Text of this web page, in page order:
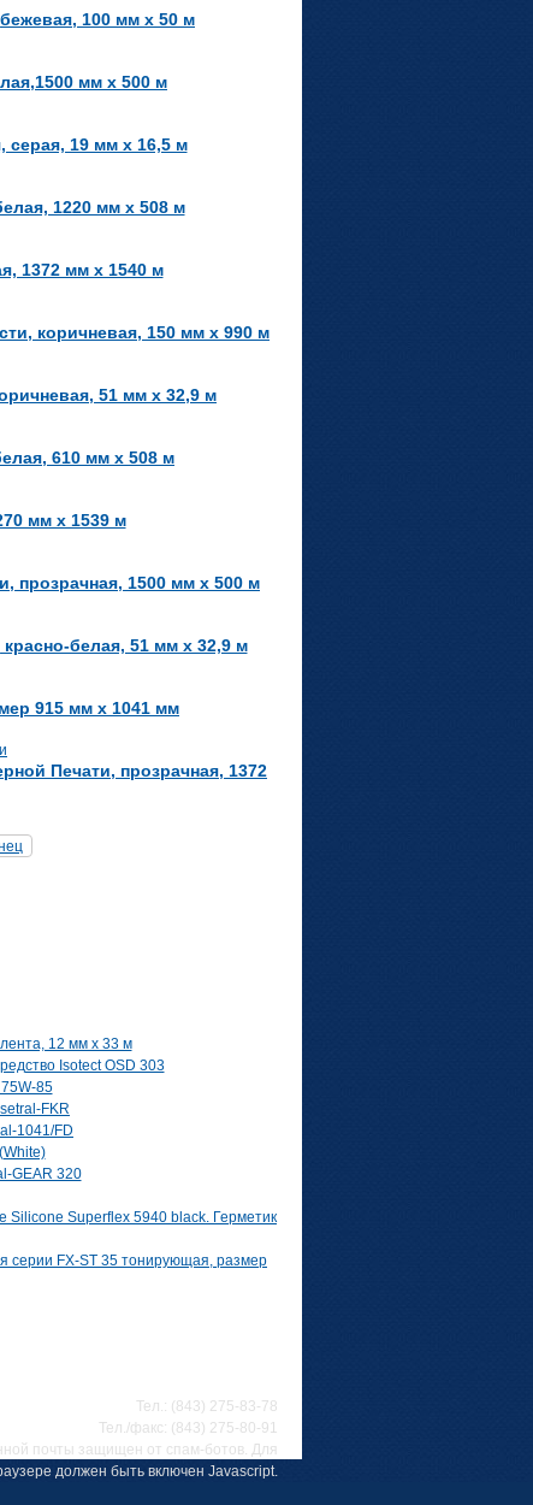
100 мм х 50 м
мм х 500 м
серая, 19 мм x 16,5 м
1220 мм х 508 м
1372 мм х 1540 м
коричневая, 150 мм х 990 м
51 мм х 32,9 м
610 мм х 508 м
мм х 1539 м
прозрачная, 1500 мм x 500 м
белая, 51 мм х 32,9 м
915 мм х 1041 мм
Печати, прозрачная, 1372
12 мм x 33 м
Isotect OSD 303
85
FKR
1041/FD
GEAR 320
Silicone Superflex 5940 black. Герметик
серии FX-ST 35 тонирующая, размер
Тел.: (843) 275-83-78
Тел./факс: (843) 275-80-91
почты защищен от спам-ботов. Для
должен быть включен Javascript.